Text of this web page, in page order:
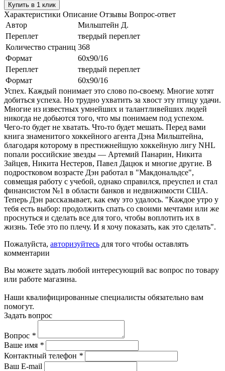
Купить в 1 клик
Характеристики Описание Отзывы Вопрос-ответ
Автор
Мильштейн Д.
Переплет
твердый переплет
Количество страниц 368
Формат
60x90/16
Переплет
твердый переплет
Формат
60x90/16
Успех. Каждый понимает это слово по-своему. Многие хотят
добиться успеха. Но трудно ухватить за хвост эту птицу удачи.
Многие из известных умнейших и талантливейших людей
никогда не добьются того, что мы понимаем под успехом.
Чего-то будет не хватать. Что-то будет мешать. Перед вами
книга знаменитого хоккейного агента Дэна Мильштейна,
благодаря которому в престижнейшую хоккейную лигу NHL
попали российские звезды — Артемий Панарин, Никита
Зайцев, Никита Нестеров, Павел Дацюк и многие другие. В
подростковом возрасте Дэн работал в "Макдональдсе",
совмещая работу с учебой, однако справился, преуспел и стал
финансистом №1 в области банков и недвижимости США.
Теперь Дэн рассказывает, как ему это удалось. "Каждое утро у
тебя есть выбор: продолжить спать со своими мечтами или же
проснуться и сделать все для того, чтобы воплотить их в
жизнь. Тебе это по плечу. И я хочу показать, как это сделать".
Пожалуйста, авторизуйтесь для того чтобы оставлять
комментарии
Вы можете задать любой интересующий вас вопрос по товару
или работе магазина.
Наши квалифицированные специалисты обязательно вам
помогут.
Задать вопрос
Вопрос *
Ваше имя *
Контактный телефон *
Ваш E-mail